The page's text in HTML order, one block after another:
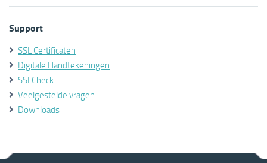
Support
SSL Certificaten
Digitale Handtekeningen
SSLCheck
Veelgestelde vragen
Downloads